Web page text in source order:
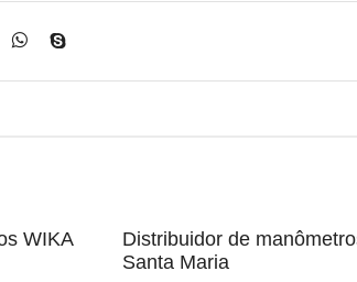
WIKA
Distribuidor de
Santa Maria